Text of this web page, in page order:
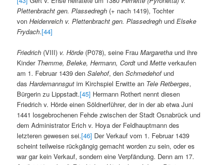
Plettenbracht gen. Plassedregh (+ nach 1419), Tochter
vonHeidenreich v. Plettenbracht gen. PlassedreghundElseke
Frydach.[44]
Friedrich (VIII) v. Hörde (P078), seine FrauMargaretha und ihre
KinderThemme, Beleke, Hermann, Cordtund Mette verkaufen
am 1. Februar 1439 denSalehof, denSchmedehofund
dasHardemannsgut im Kirchspiel Erwitte an Tele Retberges,
Bürgerin zu Lippstadt.[45] Hermann Rothert nennt diesen
Friedrich v. Hörde einen Söldnerführer, der in der ab etwa Juni
1441 losgebrochenen Fehde zwischen der Stadt Osnabrück und
dem Administrator Erich v. Hoya der Feldhauptmann des
letzteren gewesen sei.[46] Der Verkauf vom 1. Februar 1439
scheint teilweise rückgängig gemacht worden zu sein, oder es
war gar kein Verkauf, sondern eine Verpfändung. Denn am 17.